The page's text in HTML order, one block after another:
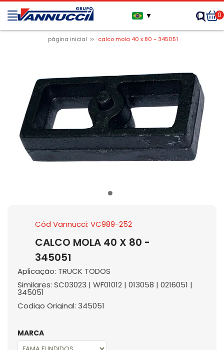
▼ 0
página inicial calco mola 40 x 80 - 345051
Cód Vannucci: VC989-252
CALCO MOLA 40 X 80 -
345051
Aplicação: TRUCK TODOS
Similares: SC03023 | WF01012 | 013058 | 0216051 |
345051
Codigo Original: 345051
MARCA